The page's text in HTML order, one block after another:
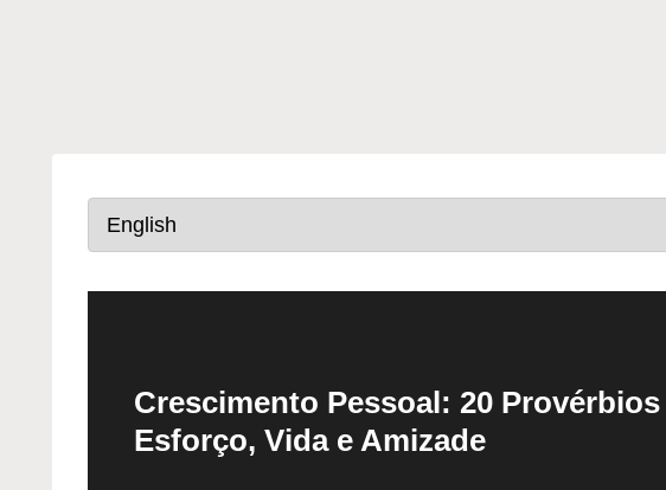
Crescimento Pessoal: 20
Esforço, Vida e Amizade